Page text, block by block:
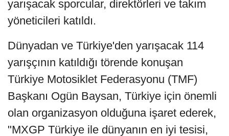
yarışacak sporcular, direktörleri ve takım
yöneticileri katıldı.
Dünyadan ve Türkiye'den yarışacak 114
yarışçının katıldığı törende konuşan
Türkiye Motosiklet Federasyonu (TMF)
Başkanı Ogün Baysan, Türkiye için önemli
olan organizasyon olduğuna işaret ederek,
"MXGP Türkiye ile dünyanın en iyi tesisi,